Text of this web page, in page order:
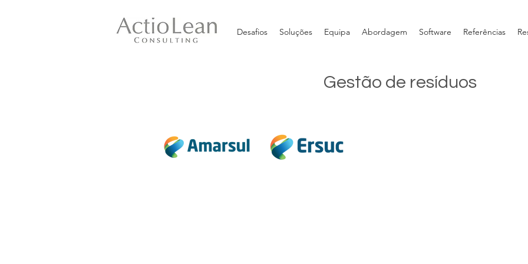
Desafios Soluções Equipa Abordagem Software Referências
Gestão de resíduos